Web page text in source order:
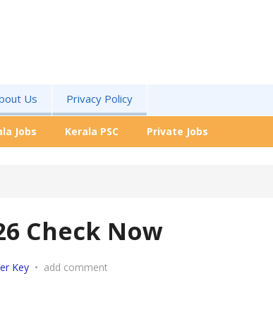
Us Privacy Policy
Jobs Kerala PSC Private Jobs
Check Now
Key • add comment